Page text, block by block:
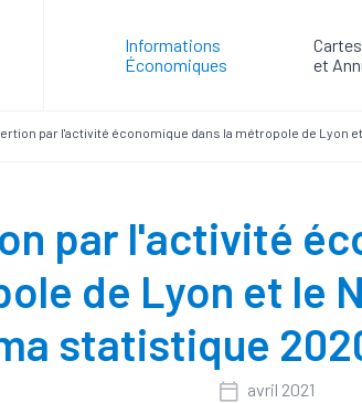
Informations
Économiques
Cartes
et
par l'activité économique dans la métropole de Lyon
par l'activité
de Lyon et le
statistique
avril 2021